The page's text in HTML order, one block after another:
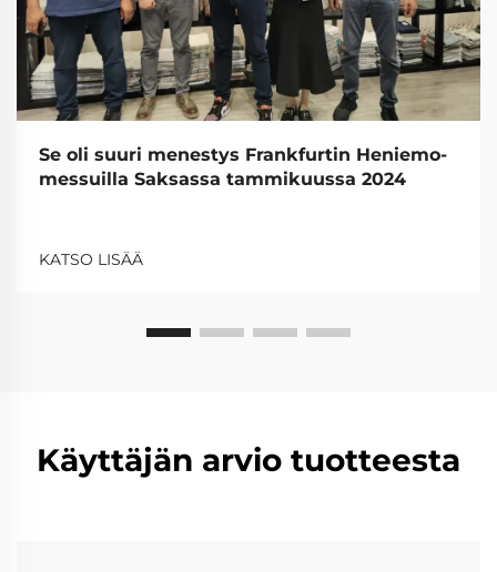
Se oli suuri menestys Frankfurtin Heniemo-
messuilla Saksassa tammikuussa 2024
KATSO LISÄÄ
Käyttäjän arvio tuotteesta